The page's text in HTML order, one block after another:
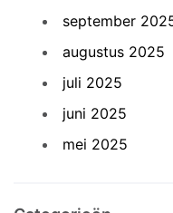
september
augustus 2025
juli 2025
juni 2025
mei 2025